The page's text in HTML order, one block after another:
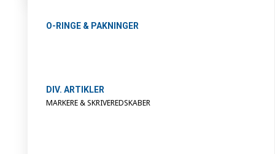
O-RINGE & PAKNINGER
DIV. ARTIKLER
MARKERE & SKRIVEREDSKABER